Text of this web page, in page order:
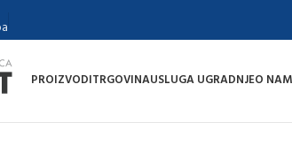
PROIZVODITRGOVINAUSLUGA UGRADNJEO